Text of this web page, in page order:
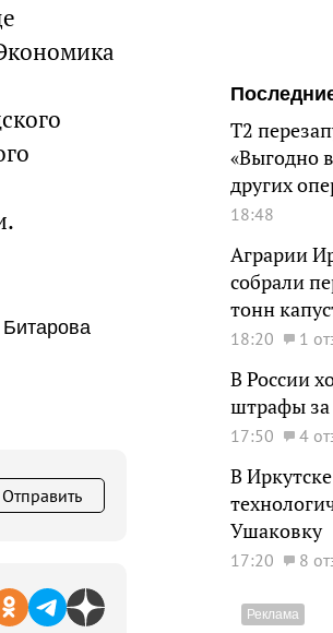
Отправить
Т2
«Выгодно
других
18:48
Аграрии
собрали
тонн
18:20 1
В России
штрафы за
17:50 4
В
Ушаковку
17:20 8